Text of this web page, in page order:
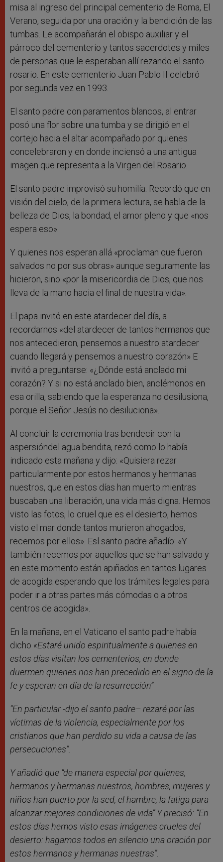
misa al ingreso del principal cementerio de Roma, El
Verano, seguida por una oración y la bendición de las
tumbas. Le acompañarán el obispo auxiliar y el
párroco del cementerio y tantos sacerdotes y miles
de personas que le esperaban allí rezando el santo
rosario. En este cementerio Juan Pablo II celebró
por segunda vez en 1993.
El santo padre con paramentos blancos, al entrar
posó una flor sobre una tumba y se dirigió en el
cortejo hacia el altar acompañado por quienes
concelebraron y en donde inciensó a una antigua
imagen que representa a la Virgen del Rosario.
El santo padre improvisó su homilía. Recordó que en
visión del cielo, de la primera lectura, se habla de la
belleza de Dios, la bondad, el amor pleno y que «nos
espera eso».
Y quienes nos esperan allá «proclaman que fueron
salvados no por sus obras» aunque seguramente las
hicieron, sino «por la misericordia de Dios, que nos
lleva de la mano hacia el final de nuestra vida».
El papa invitó en este atardecer del día, a
recordarnos «del atardecer de tantos hermanos que
nos antecedieron, pensemos a nuestro atardecer
cuando llegará y pensemos a nuestro corazón» E
invitó a preguntarse: «¿Dónde está anclado mi
corazón? Y si no está anclado bien, anclémonos en
esa orilla, sabiendo que la esperanza no desilusiona,
porque el Señor Jesús no desiluciona».
Al concluir la ceremonia tras bendecir con la
aspersióndel agua bendita, rezó como lo había
indicado esta mañana y dijo: «Quisiera rezar
particularmente por estos hermanos y hermanas
nuestros, que en estos días han muerto mientras
buscaban una liberación, una vida más digna. Hemos
visto las fotos, lo cruel que es el desierto, hemos
visto el mar donde tantos murieron ahogados,
recemos por ellos». Esl santo padre añadío: «Y
también recemos por aquellos que se han salvado y
en este momento están apiñados en tantos lugares
de acogida esperando que los trámites legales para
poder ir a otras partes más cómodas o a otros
centros de acogida».
En la mañana, en el Vaticano el santo padre había
dicho «Estaré unido espiritualmente a quienes en
estos días visitan los cementerios, en donde
duermen quienes nos han precedido en el signo de la
fe y esperan en día de la resurrección”
“En particular -dijo el santo padre– rezaré por las
víctimas de la violencia, especialmente por los
cristianos que han perdido su vida a causa de las
persecuciones”.
Y añadió que “de manera especial por quienes,
hermanos y hermanas nuestros, hombres, mujeres y
niños han puerto por la sed, el hambre, la fatiga para
alcanzar mejores condiciones de vida” Y precisó: “En
estos días hemos visto esas imágenes crueles del
desierto: hagamos todos en silencio una oración por
estos hermanos y hermanas nuestras”.